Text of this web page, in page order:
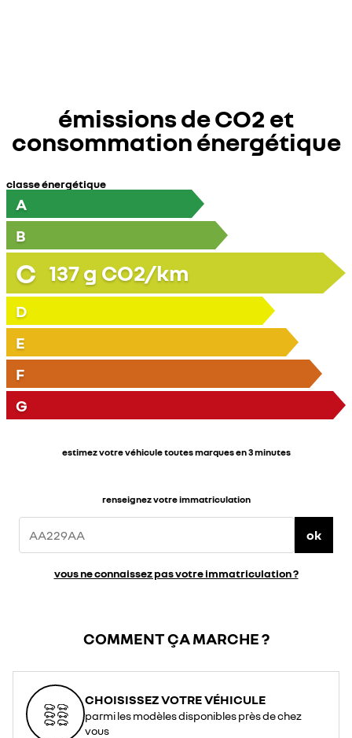
émissions de CO2 et
consommation énergétique
classe énergétique
A
B
C 137g CO2/km
D
E
F
G
estimez votre véhicule toutes marques en 3 minutes
renseignez votre immatriculation
ok
vous ne connaissez pas votre immatriculation ?
COMMENT ÇA MARCHE ?
CHOISISSEZ VOTRE VÉHICULE
parmi les modèles disponibles près de chez
vous